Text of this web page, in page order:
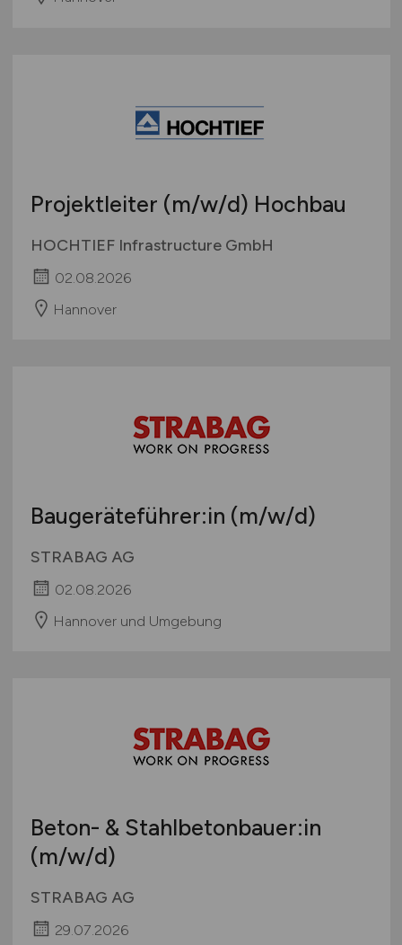
Projektleiter (m/w/d) Hochbau
HOCHTIEF Infrastructure GmbH
02.08.2026
Hannover
Baugeräteführer:in (m/w/d)
STRABAG AG
02.08.2026
Hannover und Umgebung
Beton- & Stahlbetonbauer:in
(m/w/d)
STRABAG AG
29.07.2026